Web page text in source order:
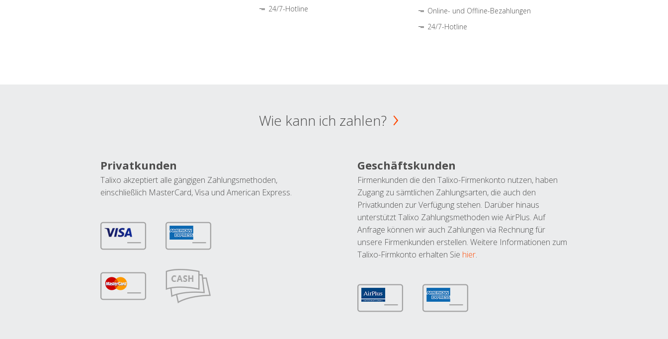
24/7-Hotline
Online- und Offline-Bezahlungen
24/7-Hotline
Wie kann ich zahlen?
Privatkunden
Talixo akzeptiert alle gängigen Zahlungsmethoden,
einschließlich MasterCard, Visa und American Express.
Geschäftskunden
Firmenkunden die den Talixo-Firmenkonto nutzen, haben
Zugang zu sämtlichen Zahlungsarten, die auch den
Privatkunden zur Verfügung stehen. Darüber hinaus
unterstützt Talixo Zahlungsmethoden wie AirPlus. Auf
Anfrage können wir auch Zahlungen via Rechnung für
unsere Firmenkunden erstellen. Weitere Informationen zum
Talixo-Firmkonto erhalten Sie hier.